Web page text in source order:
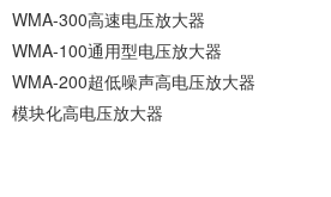
WMA-300高速电压放大器
WMA-100通用型电压放大器
WMA-200超低噪声高电压放大器
模块化高电压放大器